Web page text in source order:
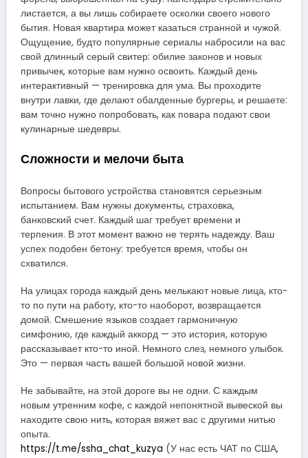
листается, а вы лишь собираете осколки своего нового
бытия. Новая квартира может казаться странной и чужой.
Ощущение, будто популярные сериалы набросили на вас
свой длинный серый свитер: обилие законов и новых
привычек, которые вам нужно освоить. Каждый день
интерактивный — тренировка для ума. Вы проходите
внутри лавки, где делают обалденные бургеры, и решаете:
вам точно нужно попробовать, как повара подают свои
кулинарные шедевры.
Сложности и мелочи быта
Вопросы бытового устройства становятся серьезным
испытанием. Вам нужны документы, страховка,
банковский счет. Каждый шаг требует времени и
терпения. В этот момент важно не терять надежду. Ваш
успех подобен бетону: требуется время, чтобы он
схватился.
На улицах города каждый день мелькают новые лица, кто-
то по пути на работу, кто-то наоборот, возвращается
домой. Смешение языков создает гармоничную
симфонию, где каждый аккорд — это история, которую
рассказывает кто-то иной. Немного слез, немного улыбок.
Это — первая часть вашей большой новой жизни.
Не забывайте, на этой дороге вы не одни. С каждым
новым утренним кофе, с каждой непонятной вывеской вы
находите свою нить, которая вяжет вас с другими нитью
опыта.
https://t.me/ssha_chat_kuzya (У нас есть ЧАТ по США,